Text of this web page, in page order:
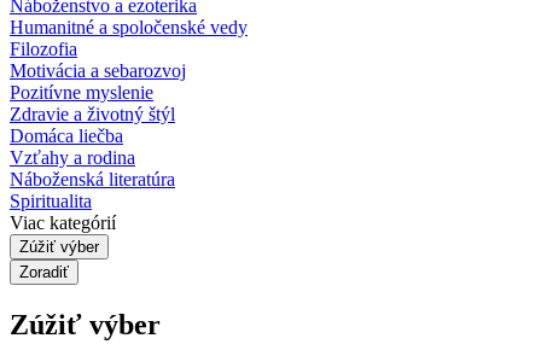
Náboženstvo a ezoterika
Humanitné a spoločenské vedy
Filozofia
Motivácia a sebarozvoj
Pozitívne myslenie
Zdravie a životný štýl
Domáca liečba
Vzťahy a rodina
Náboženská literatúra
Spiritualita
Viac kategórií
Zúžiť výber
Zoradiť
Zúžiť výber